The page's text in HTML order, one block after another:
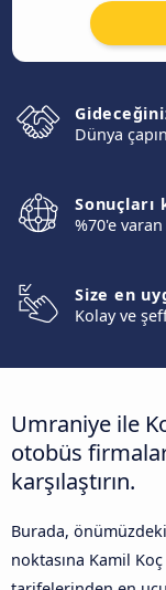
Dünya
Sonuçları
%70'e
Size en
Kolay ve
Umraniye ile
otobüs
karşılaştırın.
Burada,
noktasına Kamil